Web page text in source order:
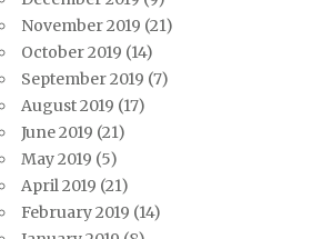
November 2019 (21)
October 2019 (14)
September 2019 (7)
August 2019 (17)
June 2019 (21)
May 2019 (5)
April 2019 (21)
February 2019 (14)